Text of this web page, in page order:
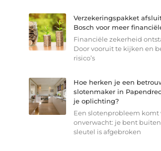
Verzekeringspakket
Bosch voor meer
Financiële zekerheid
Door vooruit te kijken en
risico’s
Hoe herken je een
slotenmaker in
je oplichting?
Een slotenprobleem komt
onverwacht: je bent
sleutel is afgebroken